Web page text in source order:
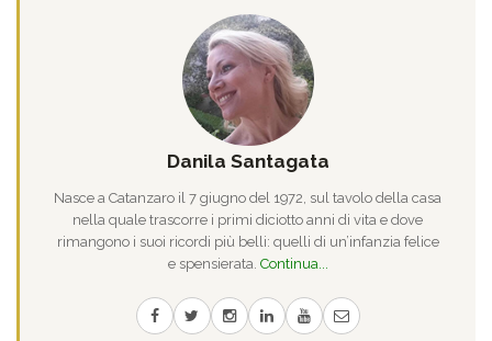
Danila Santagata
Nasce a Catanzaro il 7 giugno del 1972, sul tavolo della casa
nella quale trascorre i primi diciotto anni di vita e dove
rimangono i suoi ricordi più belli: quelli di un’infanzia felice
e spensierata. Continua...